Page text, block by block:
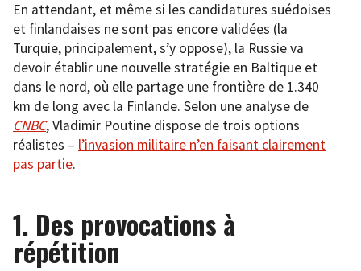
En attendant, et même si les candidatures suédoises
et finlandaises ne sont pas encore validées (la
Turquie, principalement, s’y oppose), la Russie va
devoir établir une nouvelle stratégie en Baltique et
dans le nord, où elle partage une frontière de 1.340
km de long avec la Finlande. Selon une analyse de
CNBC, Vladimir Poutine dispose de trois options
réalistes – l’invasion militaire n’en faisant clairement
pas partie.
1. Des provocations à
répétition